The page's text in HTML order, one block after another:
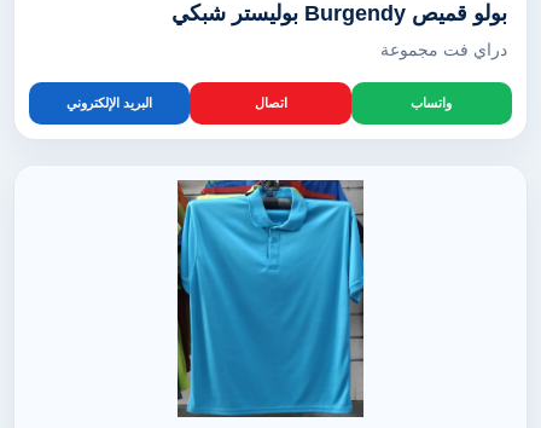
بولو قميص Burgendy بوليستر شبكي
دراي فت مجموعة
واتساب اتصال البريد الإلكتروني